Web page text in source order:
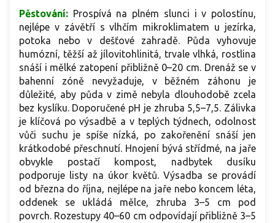
Pěstování: Prospívá na plném slunci i v polostínu,
nejlépe v závětří s vlhčím mikroklimatem u jezírka,
potoka nebo v dešťové zahradě. Půda vyhovuje
humózní, těžší až jílovitohlinitá, trvale vlhká, rostlina
snáší i mělké zatopení přibližně 0–20 cm. Drenáž se v
bahenní zóně nevyžaduje, v běžném záhonu je
důležité, aby půda v zimě nebyla dlouhodobě zcela
bez kyslíku. Doporučené pH je zhruba 5,5–7,5. Zálivka
je klíčová po výsadbě a v teplých týdnech, odolnost
vůči suchu je spíše nízká, po zakořenění snáší jen
krátkodobé přeschnutí. Hnojení bývá střídmé, na jaře
obvykle postačí kompost, nadbytek dusíku
podporuje listy na úkor květů. Výsadba se provádí
od března do října, nejlépe na jaře nebo koncem léta,
oddenek se ukládá mělce, zhruba 3–5 cm pod
povrch. Rozestupy 40–60 cm odpovídají přibližně 3–5